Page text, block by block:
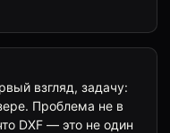
взгляд, задачу:
Проблема не в
DXF — это не один